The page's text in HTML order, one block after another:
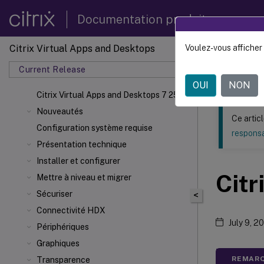
Documentation produit
Citrix Virtual Apps and Desktops
Current Release
Citrix Virtual Apps and Desktops 7 2511
Nouveautés
Configuration système requise
Présentation technique
Installer et configurer
Mettre à niveau et migrer
Sécuriser
Connectivité HDX
Périphériques
Graphiques
Transparence
Ce contenu a
Citrix
<
Ce
July 9,
Voulez-vous
OUI NON